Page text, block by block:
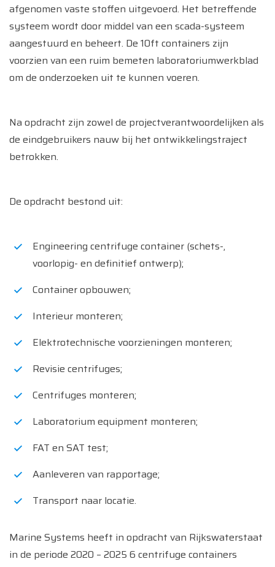
afgenomen vaste stoffen uitgevoerd. Het betreffende
systeem wordt door middel van een scada-systeem
aangestuurd en beheert. De 10ft containers zijn
voorzien van een ruim bemeten laboratoriumwerkblad
om de onderzoeken uit te kunnen voeren.
Na opdracht zijn zowel de projectverantwoordelijken als
de eindgebruikers nauw bij het ontwikkelingstraject
betrokken.
De opdracht bestond uit:
Engineering centrifuge container (schets-,
voorlopig- en definitief ontwerp);
Container opbouwen;
Interieur monteren;
Elektrotechnische voorzieningen monteren;
Revisie centrifuges;
Centrifuges monteren;
Laboratorium equipment monteren;
FAT en SAT test;
Aanleveren van rapportage;
Transport naar locatie.
Marine Systems heeft in opdracht van Rijkswaterstaat
in de periode 2020 – 2025 6 centrifuge containers